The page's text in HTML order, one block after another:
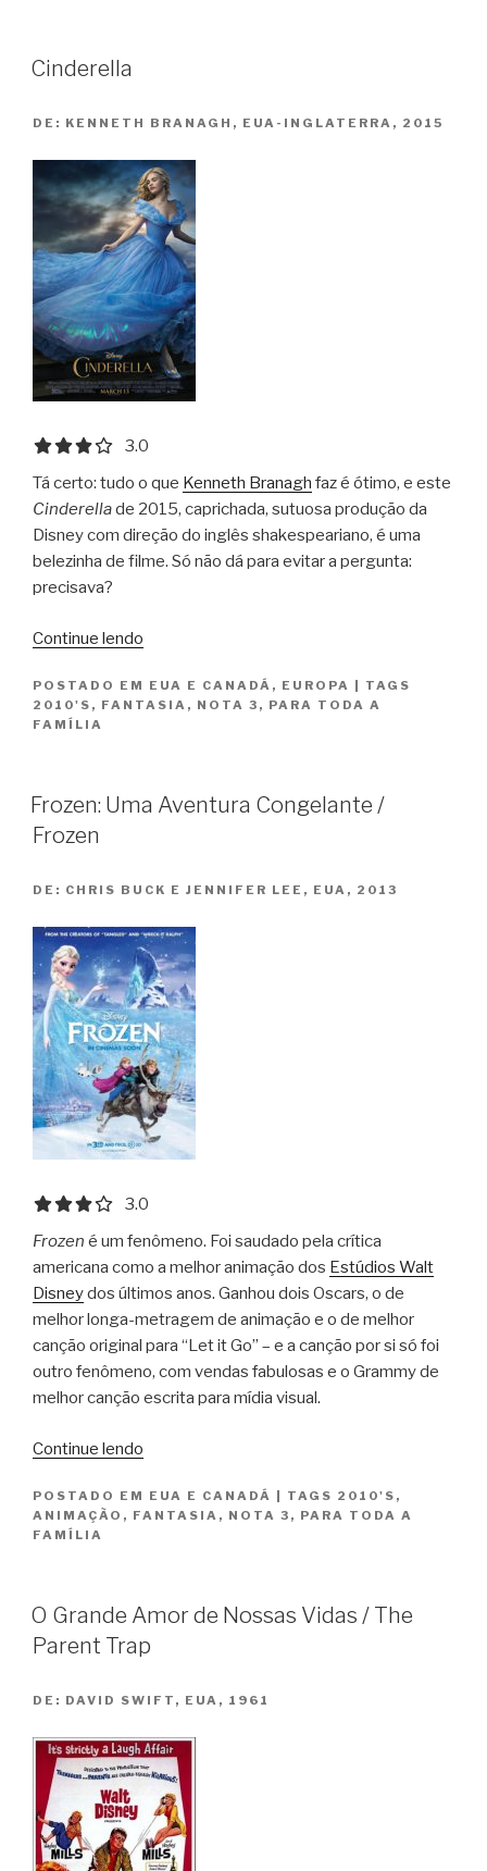
Cinderella
DE: KENNETH BRANAGH, EUA-INGLATERRA, 2015
3.0 out of 5.0 stars
3.0
Tá certo: tudo o que Kenneth Branagh faz é ótimo, e este
Cinderellade 2015, caprichada, sutuosa produção da
Disney com direção do inglês shakespeariano, é uma
belezinha de filme. Só não dá para evitar a pergunta:
precisava?
Continue lendo
POSTADO EM EUA E CANADÁ , EUROPA
TAGS
2010'S , FANTASIA , NOTA 3 , PARA TODA A
FAMÍLIA
Frozen: Uma Aventura Congelante /
Frozen
DE: CHRIS BUCK E JENNIFER LEE, EUA, 2013
3.0 out of 5.0 stars
3.0
Frozen é um fenômeno. Foi saudado pela crítica
americana como a melhor animação dos Estúdios Walt
Disneydos últimos anos. Ganhou dois Oscars, o de
melhor longa-metragem de animação e o de melhor
canção original para “Let it Go” – e a canção por si só foi
outro fenômeno, com vendas fabulosas e o Grammy de
melhor canção escrita para mídia visual.
Continue lendo
Aventura
Congelante
POSTADO EM EUA E CANADÁ TAGS 2010'S ,
ANIMAÇÃO , FANTASIA , NOTA 3 , PARA TODA A
FAMÍLIA
O Grande Amor de Nossas Vidas / The
Parent Trap
DE: DAVID SWIFT, EUA, 1961